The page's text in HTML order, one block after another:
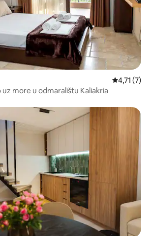
Prosječna
4,71 (7)
uz more u odmaralištu Kaliakria